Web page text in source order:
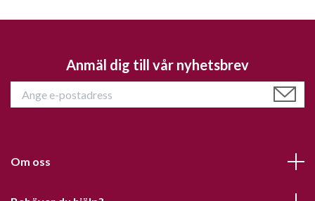
Anmäl dig till vår nyhetsbrev
Om oss